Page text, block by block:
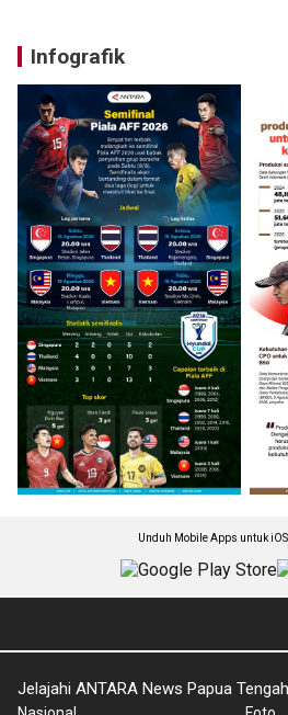
Infografik
Unduh Mobile Apps untuk
Jelajahi ANTARA News Papua Tengah